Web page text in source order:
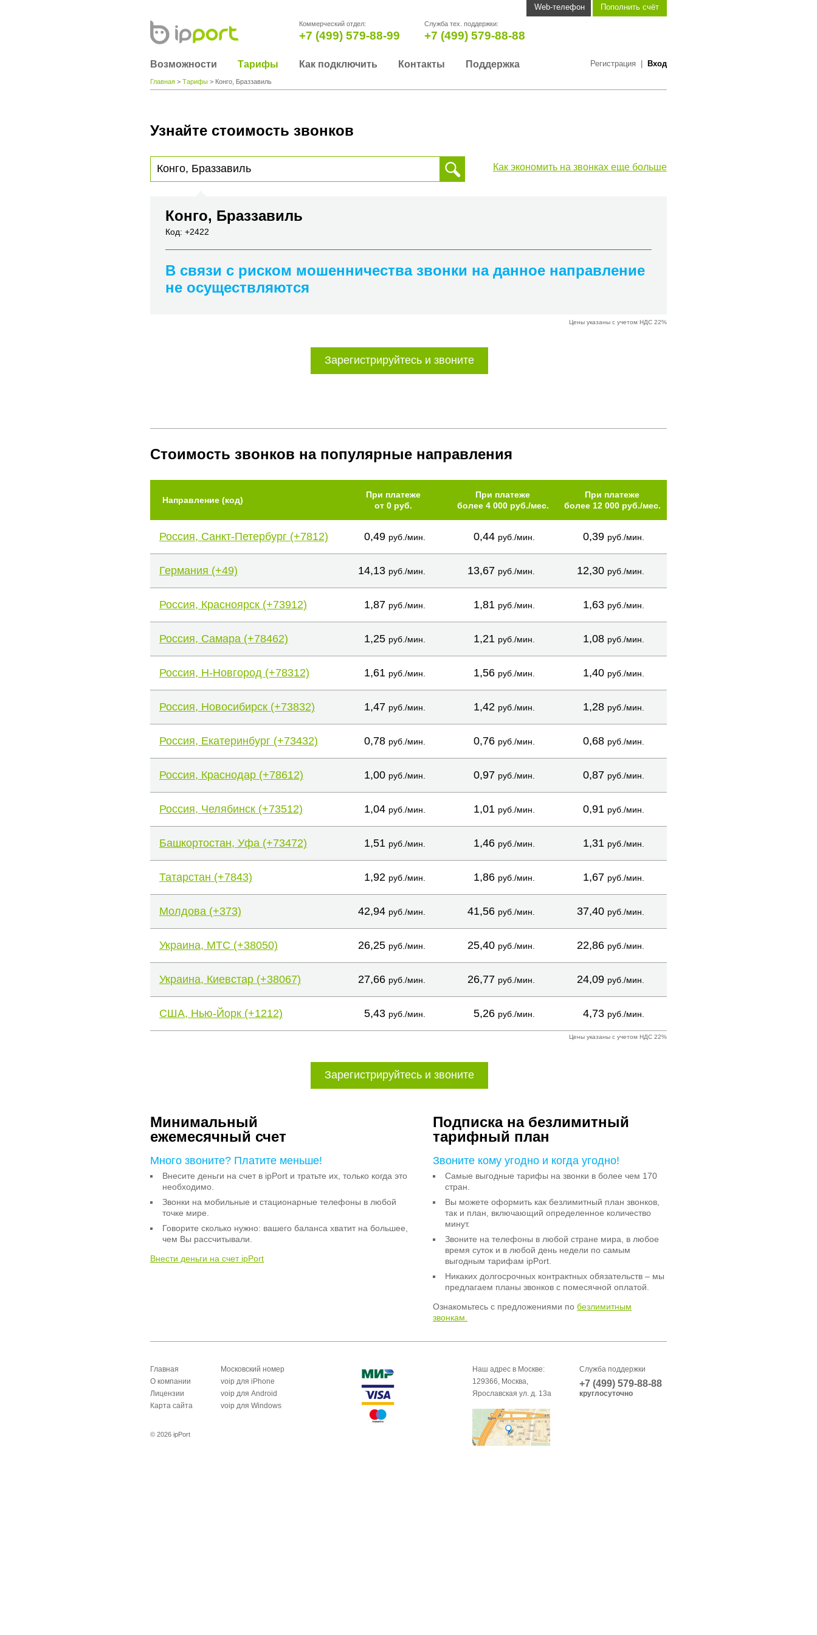
Web-телефон Пополнить счёт
Коммерческий отдел:
+7 (499) 579-88-99
Служба тех. поддержки:
+7 (499) 579-88-88
Регистрация Вход
Возможности Тарифы Как подключить Контакты Поддержка
Главная > Тарифы > Конго, Браззавиль
Как экономить на звонках еще больше
Узнайте стоимость звонков
Конго, Браззавиль
Код: +2422
В связи с риском мошенничества звонки на данное направление
не осуществляются
Цены указаны с учетом НДС 22%
Зарегистрируйтесь и звоните
Стоимость звонков на популярные направления
Направление (код)
При платеже
от 0 руб.
При платеже
более 4 000 руб./мес.
При платеже
более 12 000 руб./мес.
Россия, Санкт-Петербург (+7812) 0,49 руб./мин. 0,44 руб./мин. 0,39 руб./мин.
Германия (+49) 14,13 руб./мин. 13,67 руб./мин. 12,30 руб./мин.
Россия, Красноярск (+73912) 1,87 руб./мин. 1,81 руб./мин. 1,63 руб./мин.
Россия, Самара (+78462) 1,25 руб./мин. 1,21 руб./мин. 1,08 руб./мин.
Россия, Н-Новгород (+78312) 1,61 руб./мин. 1,56 руб./мин. 1,40 руб./мин.
Россия, Новосибирск (+73832) 1,47 руб./мин. 1,42 руб./мин. 1,28 руб./мин.
Россия, Екатеринбург (+73432) 0,78 руб./мин. 0,76 руб./мин. 0,68 руб./мин.
Россия, Краснодар (+78612) 1,00 руб./мин. 0,97 руб./мин. 0,87 руб./мин.
Россия, Челябинск (+73512) 1,04 руб./мин. 1,01 руб./мин. 0,91 руб./мин.
Башкортостан, Уфа (+73472) 1,51 руб./мин. 1,46 руб./мин. 1,31 руб./мин.
Татарстан (+7843) 1,92 руб./мин. 1,86 руб./мин. 1,67 руб./мин.
Молдова (+373) 42,94 руб./мин. 41,56 руб./мин. 37,40 руб./мин.
Украина, МТС (+38050) 26,25 руб./мин. 25,40 руб./мин. 22,86 руб./мин.
Украина, Киевстар (+38067) 27,66 руб./мин. 26,77 руб./мин. 24,09 руб./мин.
США, Нью-Йорк (+1212) 5,43 руб./мин. 5,26 руб./мин. 4,73 руб./мин.
Цены указаны с учетом НДС 22%
Зарегистрируйтесь и звоните
Минимальный
ежемесячный счет
Много звоните? Платите меньше!
Внесите деньги на счет в ipPort и тратьте их, только когда это
необходимо.
Звонки на мобильные и стационарные телефоны в любой
точке мире.
Говорите сколько нужно: вашего баланса хватит на большее,
чем Вы рассчитывали.
Внести деньги на счет ipPort
Подписка на безлимитный
тарифный план
Звоните кому угодно и когда угодно!
Самые выгодные тарифы на звонки в более чем 170
стран.
Вы можете оформить как безлимитный план звонков,
так и план, включающий определенное количество
минут.
Звоните на телефоны в любой стране мира, в любое
время суток и в любой день недели по самым
выгодным тарифам ipPort.
Никаких долгосрочных контрактных обязательств – мы
предлагаем планы звонков с помесячной оплатой.
Ознакомьтесь с предложениями по безлимитным
звонкам.
Главная
О компании
Лицензии
Карта сайта
Московский номер
voip для iPhone
voip для Android
voip для Windows
Наш адрес в Москве:
129366, Москва,
Ярославская ул. д. 13а
Служба поддержки
+7 (499) 579-88-88
круглосуточно
© 2026 ipPort